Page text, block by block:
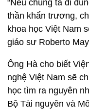
việc với Bộ Khoa
đồng ý, sẽ có thêm
được cử đến và
giúp Việt Nam điều
trường biển vừa qua.
“Nếu chúng ta đi
thần khẩn trương,
khoa học Việt Nam